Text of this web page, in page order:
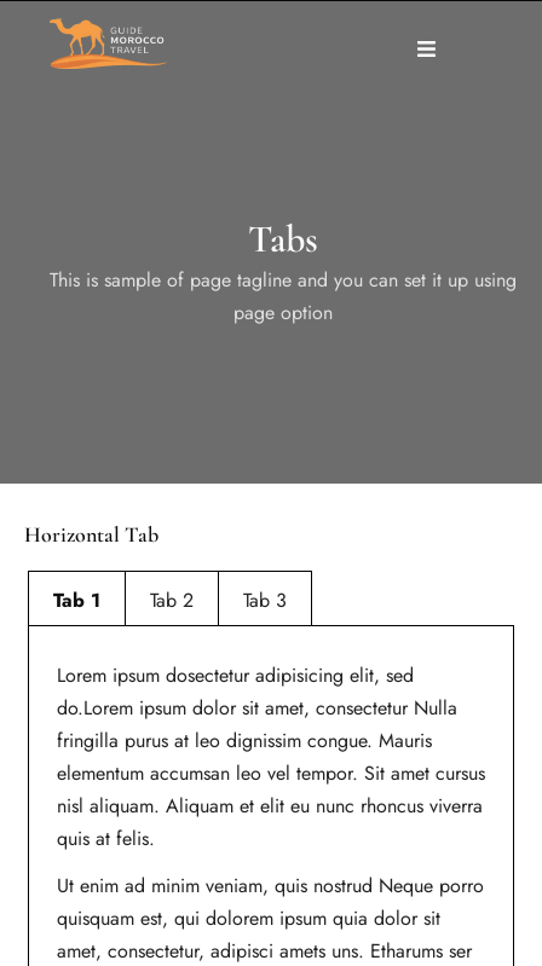
Tabs
This is sample of page tagline and you can set it up using
page option
Horizontal Tab
Tab 1 Tab 2 Tab 3
Lorem ipsum dosectetur adipisicing elit, sed
do.Lorem ipsum dolor sit amet, consectetur Nulla
fringilla purus at leo dignissim congue. Mauris
elementum accumsan leo vel tempor. Sit amet cursus
nisl aliquam. Aliquam et elit eu nunc rhoncus viverra
quis at felis.
Ut enim ad minim veniam, quis nostrud Neque porro
quisquam est, qui dolorem ipsum quia dolor sit
amet, consectetur, adipisci amets uns. Etharums ser